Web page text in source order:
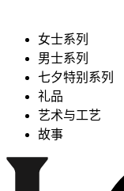
女士系列
男士系列
七夕特别系列
礼品
艺术与工艺
故事